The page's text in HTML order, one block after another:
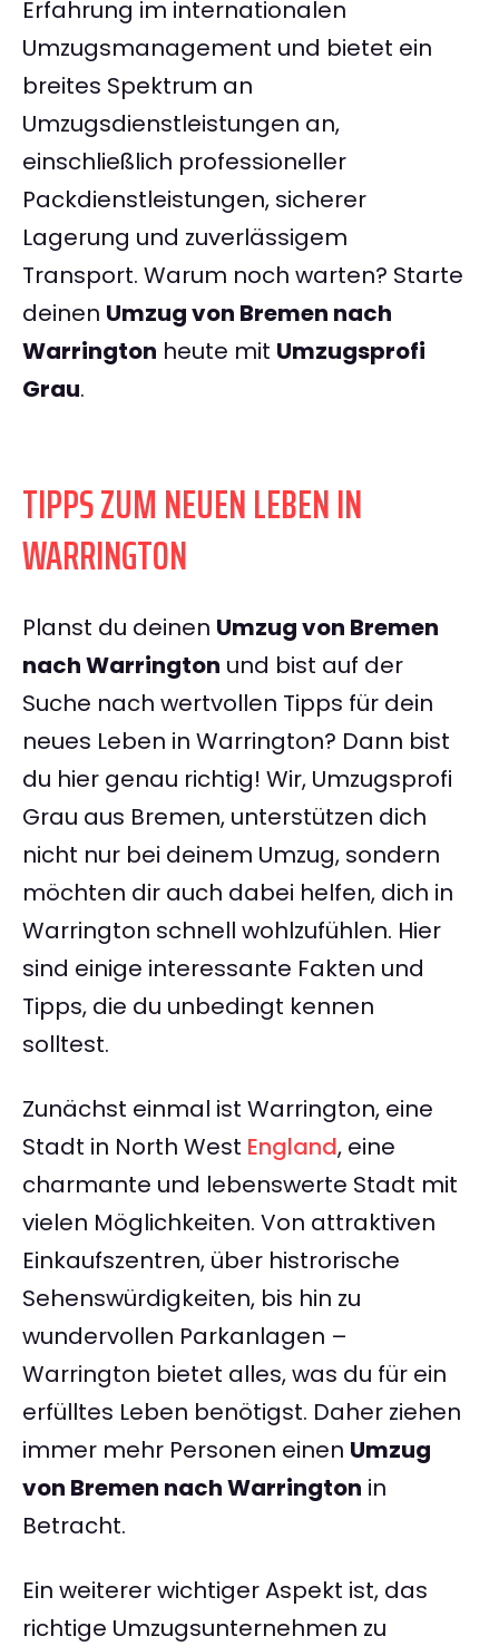
Erfahrung im internationalen
Umzugsmanagement und bietet ein
breites Spektrum an
Umzugsdienstleistungen an,
einschließlich professioneller
Packdienstleistungen, sicherer
Lagerung und zuverlässigem
Transport. Warum noch warten? Starte
deinen Umzug von Bremen nach
Warrington heute mit Umzugsprofi
Grau.
TIPPS ZUM NEUEN LEBEN IN
WARRINGTON
Planst du deinen Umzug von Bremen
nach Warrington und bist auf der
Suche nach wertvollen Tipps für dein
neues Leben in Warrington? Dann bist
du hier genau richtig! Wir, Umzugsprofi
Grau aus Bremen, unterstützen dich
nicht nur bei deinem Umzug, sondern
möchten dir auch dabei helfen, dich in
Warrington schnell wohlzufühlen. Hier
sind einige interessante Fakten und
Tipps, die du unbedingt kennen
solltest.
Zunächst einmal ist Warrington, eine
Stadt in North West England, eine
charmante und lebenswerte Stadt mit
vielen Möglichkeiten. Von attraktiven
Einkaufszentren, über histrorische
Sehenswürdigkeiten, bis hin zu
wundervollen Parkanlagen –
Warrington bietet alles, was du für ein
erfülltes Leben benötigst. Daher ziehen
immer mehr Personen einen Umzug
von Bremen nach Warrington in
Betracht.
Ein weiterer wichtiger Aspekt ist, das
richtige Umzugsunternehmen zu